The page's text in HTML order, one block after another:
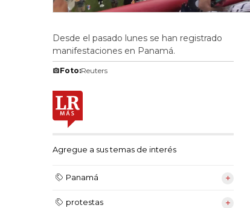
Desde el pasado lunes se han registrado
manifestaciones en Panamá.
Foto:Reuters
Agregue a sus temas de interés
Panamá
protestas